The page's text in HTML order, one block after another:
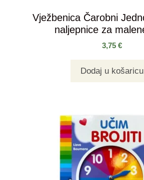
Vježbenica Čarobni
naljepnice za
3,75 €
Dodaj u košaricu